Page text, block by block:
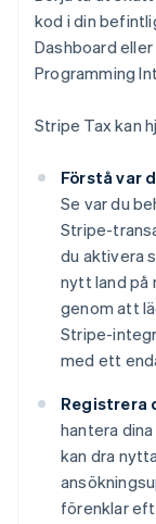
kod i din
Dashboard
Programming
Stripe Tax kan
Förstå var
Se var du
Stripe-
du aktivera
nytt land på
genom att
Stripe-
med ett
Registrera
hantera dina
kan dra
förenklar